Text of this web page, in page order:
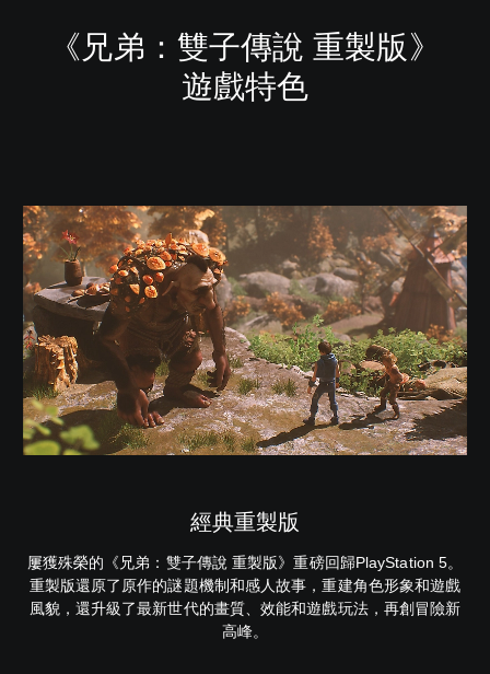
《兄弟：雙子傳說 重製版》
遊戲特色
經典重製版
屢獲殊榮的《兄弟：雙子傳說 重製版》重磅回歸PlayStation 5。
重製版還原了原作的謎題機制和感人故事，重建角色形象和遊戲
風貌，還升級了最新世代的畫質、效能和遊戲玩法，再創冒險新
高峰。